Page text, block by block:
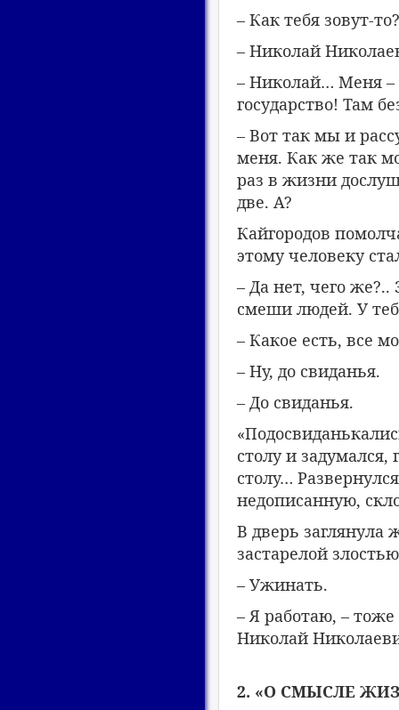
– Как тебя зовут-
– Николай
– Николай… Меня –
государство! Там
– Вот так мы и
меня. Как же так
раз в жизни
две. А?
Кайгородов
этому человеку
– Да нет, чего же?..
смеши людей. У
– Какое есть, все
– Ну, до свиданья.
– До свиданья.
столу и задумался,
столу…
недописанную,
В дверь заглянула
застарелой
– Ужинать.
– Я работаю, –
Николай
2. «О СМЫСЛЕ